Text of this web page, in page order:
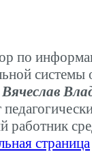
по
системы
работник
страница